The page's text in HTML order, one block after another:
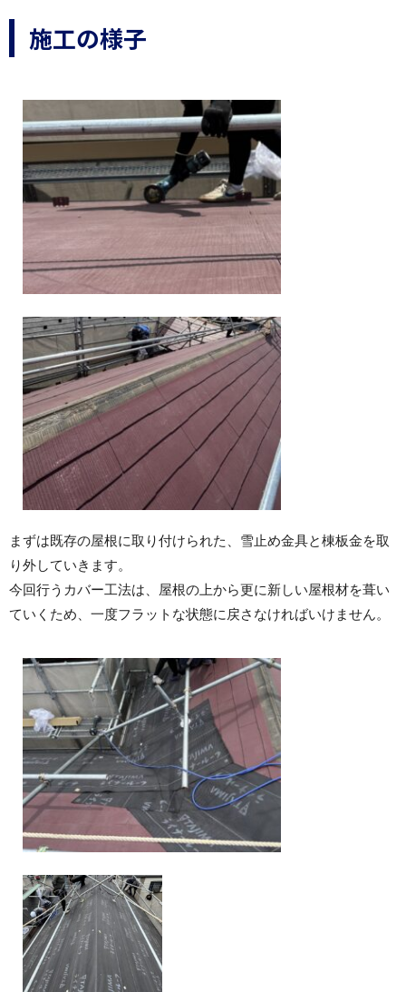
施工の様子
まずは既存の屋根に取り付けられた、雪止め金具と棟板金を取
り外していきます。
今回行うカバー工法は、屋根の上から更に新しい屋根材を葺い
ていくため、一度フラットな状態に戻さなければいけません。